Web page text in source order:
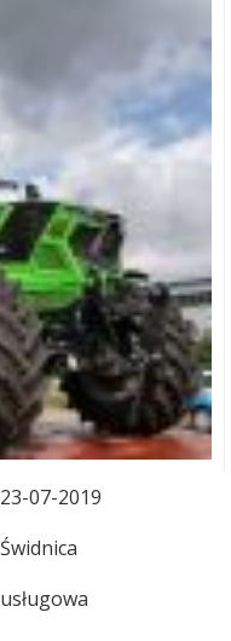
23-07-2019
Świdnica
usługowa